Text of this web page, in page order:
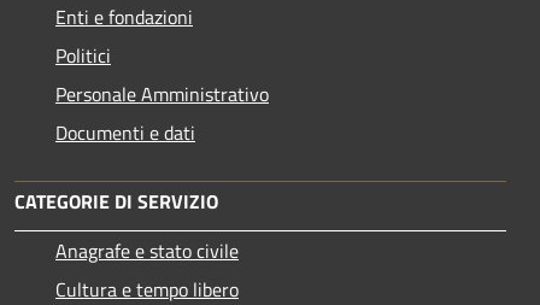
Enti e fondazioni
Politici
Personale Amministrativo
Documenti e dati
CATEGORIE DI SERVIZIO
Anagrafe e stato civile
Cultura e tempo libero